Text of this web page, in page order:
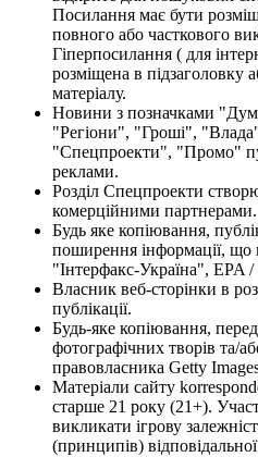
Посилання має бути
повного або часткового
Гіперпосилання ( для
розміщена в підзаголовку
матеріалу.
Новини з позначками
"Регіони", "Гроші",
"Спецпроекти", "Промо"
реклами.
Розділ Спецпроекти
комерційними партнерами.
Будь яке копіювання,
поширення інформації, що
"Інтерфакс-Україна", EPA
Власник веб-сторінки в
публікації.
Будь-яке копіювання,
фотографічних творів та/
правовласника Getty
Матеріали сайту
старше 21 року (21+).
викликати ігрову
(принципів)